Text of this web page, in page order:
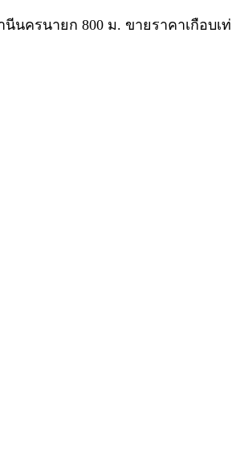
ครนายก 800 ม. ขายราคาเกือบเ